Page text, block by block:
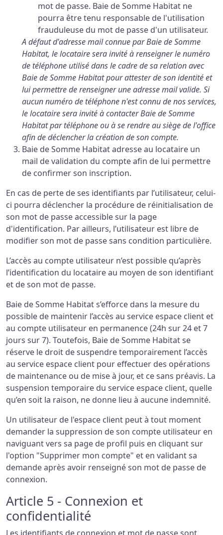
mot de passe. Baie de Somme Habitat ne
pourra être tenu responsable de l'utilisation
frauduleuse du mot de passe d'un utilisateur.
A défaut d'adresse mail connue par Baie de Somme
Habitat, le locataire sera invité à renseigner le numéro
de téléphone utilisé dans le cadre de sa relation avec
Baie de Somme Habitat pour attester de son identité et
lui permettre de renseigner une adresse mail valide. Si
aucun numéro de téléphone n'est connu de nos services,
le locataire sera invité à contacter Baie de Somme
Habitat par téléphone ou à se rendre au siège de l'office
afin de déclencher la création de son compte.
Baie de Somme Habitat adresse au locataire un
mail de validation du compte afin de lui permettre
de confirmer son inscription.
En cas de perte de ses identifiants par l’utilisateur, celui-
ci pourra déclencher la procédure de réinitialisation de
son mot de passe accessible sur la page
d'identification. Par ailleurs, l’utilisateur est libre de
modifier son mot de passe sans condition particulière.
L’accès au compte utilisateur n’est possible qu’après
l’identification du locataire au moyen de son identifiant
et de son mot de passe.
Baie de Somme Habitat s’efforce dans la mesure du
possible de maintenir l’accès au service espace client et
au compte utilisateur en permanence (24h sur 24 et 7
jours sur 7). Toutefois, Baie de Somme Habitat se
réserve le droit de suspendre temporairement l’accès
au service espace client pour effectuer des opérations
de maintenance ou de mise à jour, et ce sans préavis. La
suspension temporaire du service espace client, quelle
qu’en soit la raison, ne donne lieu à aucune indemnité.
Un utilisateur de l'espace client peut à tout moment
demander la suppression de son compte utilisateur en
naviguant vers sa page de profil puis en cliquant sur
l'option "Supprimer mon compte" et en validant sa
demande après avoir renseigné son mot de passe de
connexion.
Article 5 - Connexion et
confidentialité